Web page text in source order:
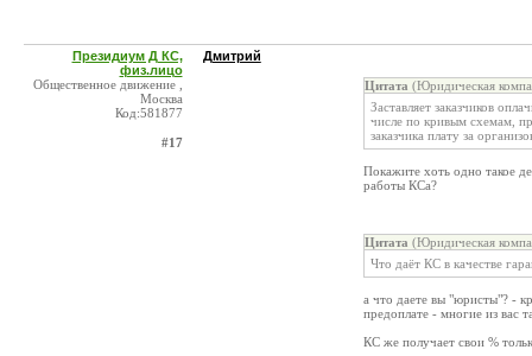
Президиум Д КС,
физ.лицо
Общественное движение ,
Москва
Код:581877
#17
Дмитрий
Цитата (Юридическая
Заставляет заказчиков
числе по кривым схемам,
заказчика плату за
Покажите хоть одно такое
работы КСа?
Цитата (Юридическая
Что даёт КС в качестве
а что даете вы "юристы"? -
предоплате - многие из вас
КС же получает свои %